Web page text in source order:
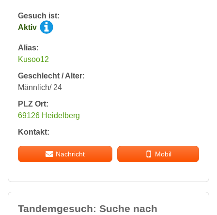
Gesuch ist:
Aktiv
Alias:
Kusoo12
Geschlecht / Alter:
Männlich/ 24
PLZ Ort:
69126 Heidelberg
Kontakt:
Nachricht Mobil
Tandemgesuch: Suche nach